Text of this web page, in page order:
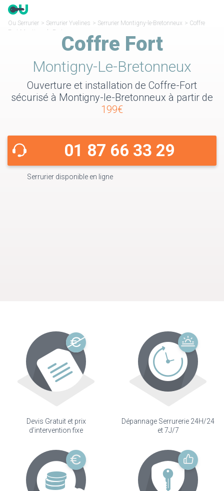
Ou Serrurier > Serrurier Yvelines > Serrurier Montigny-le-Bretonneux > Coffre
Fort Montigny-le-Bretonneux
Coffre Fort
Montigny-Le-Bretonneux
Ouverture et installation de Coffre-Fort
sécurisé à Montigny-le-Bretonneux à partir de
199€
01 87 66 33 29
Serrurier disponible en ligne
Devis Gratuit et prix
d'intervention fixe
Dépannage Serrurerie 24H/24
et 7J/7